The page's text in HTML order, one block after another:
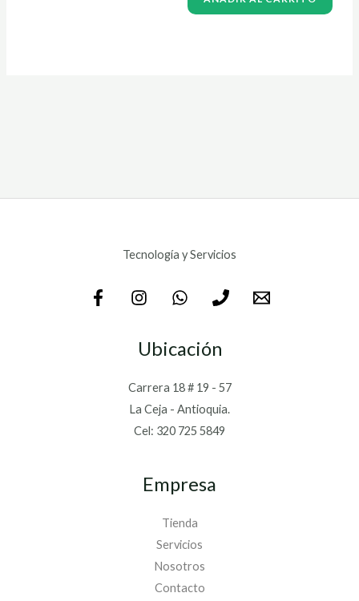
Tecnología y Servicios
Ubicación
Carrera 18 # 19 - 57
La Ceja - Antioquia.
Cel: 320 725 5849
Empresa
Tienda
Servicios
Nosotros
Contacto